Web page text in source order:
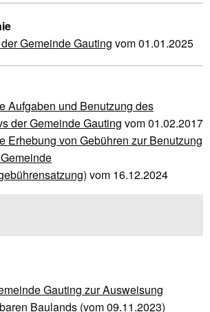
Gemeinde Gauting vom 01.01.2025
Aufgaben und Benutzung des
der Gemeinde Gauting vom 01.02.2017
Erhebung von Gebühren zur Benutzung
vom 16.12.2024
Gauting zur Ausweisung
Baulands (vom 09.11.2023)